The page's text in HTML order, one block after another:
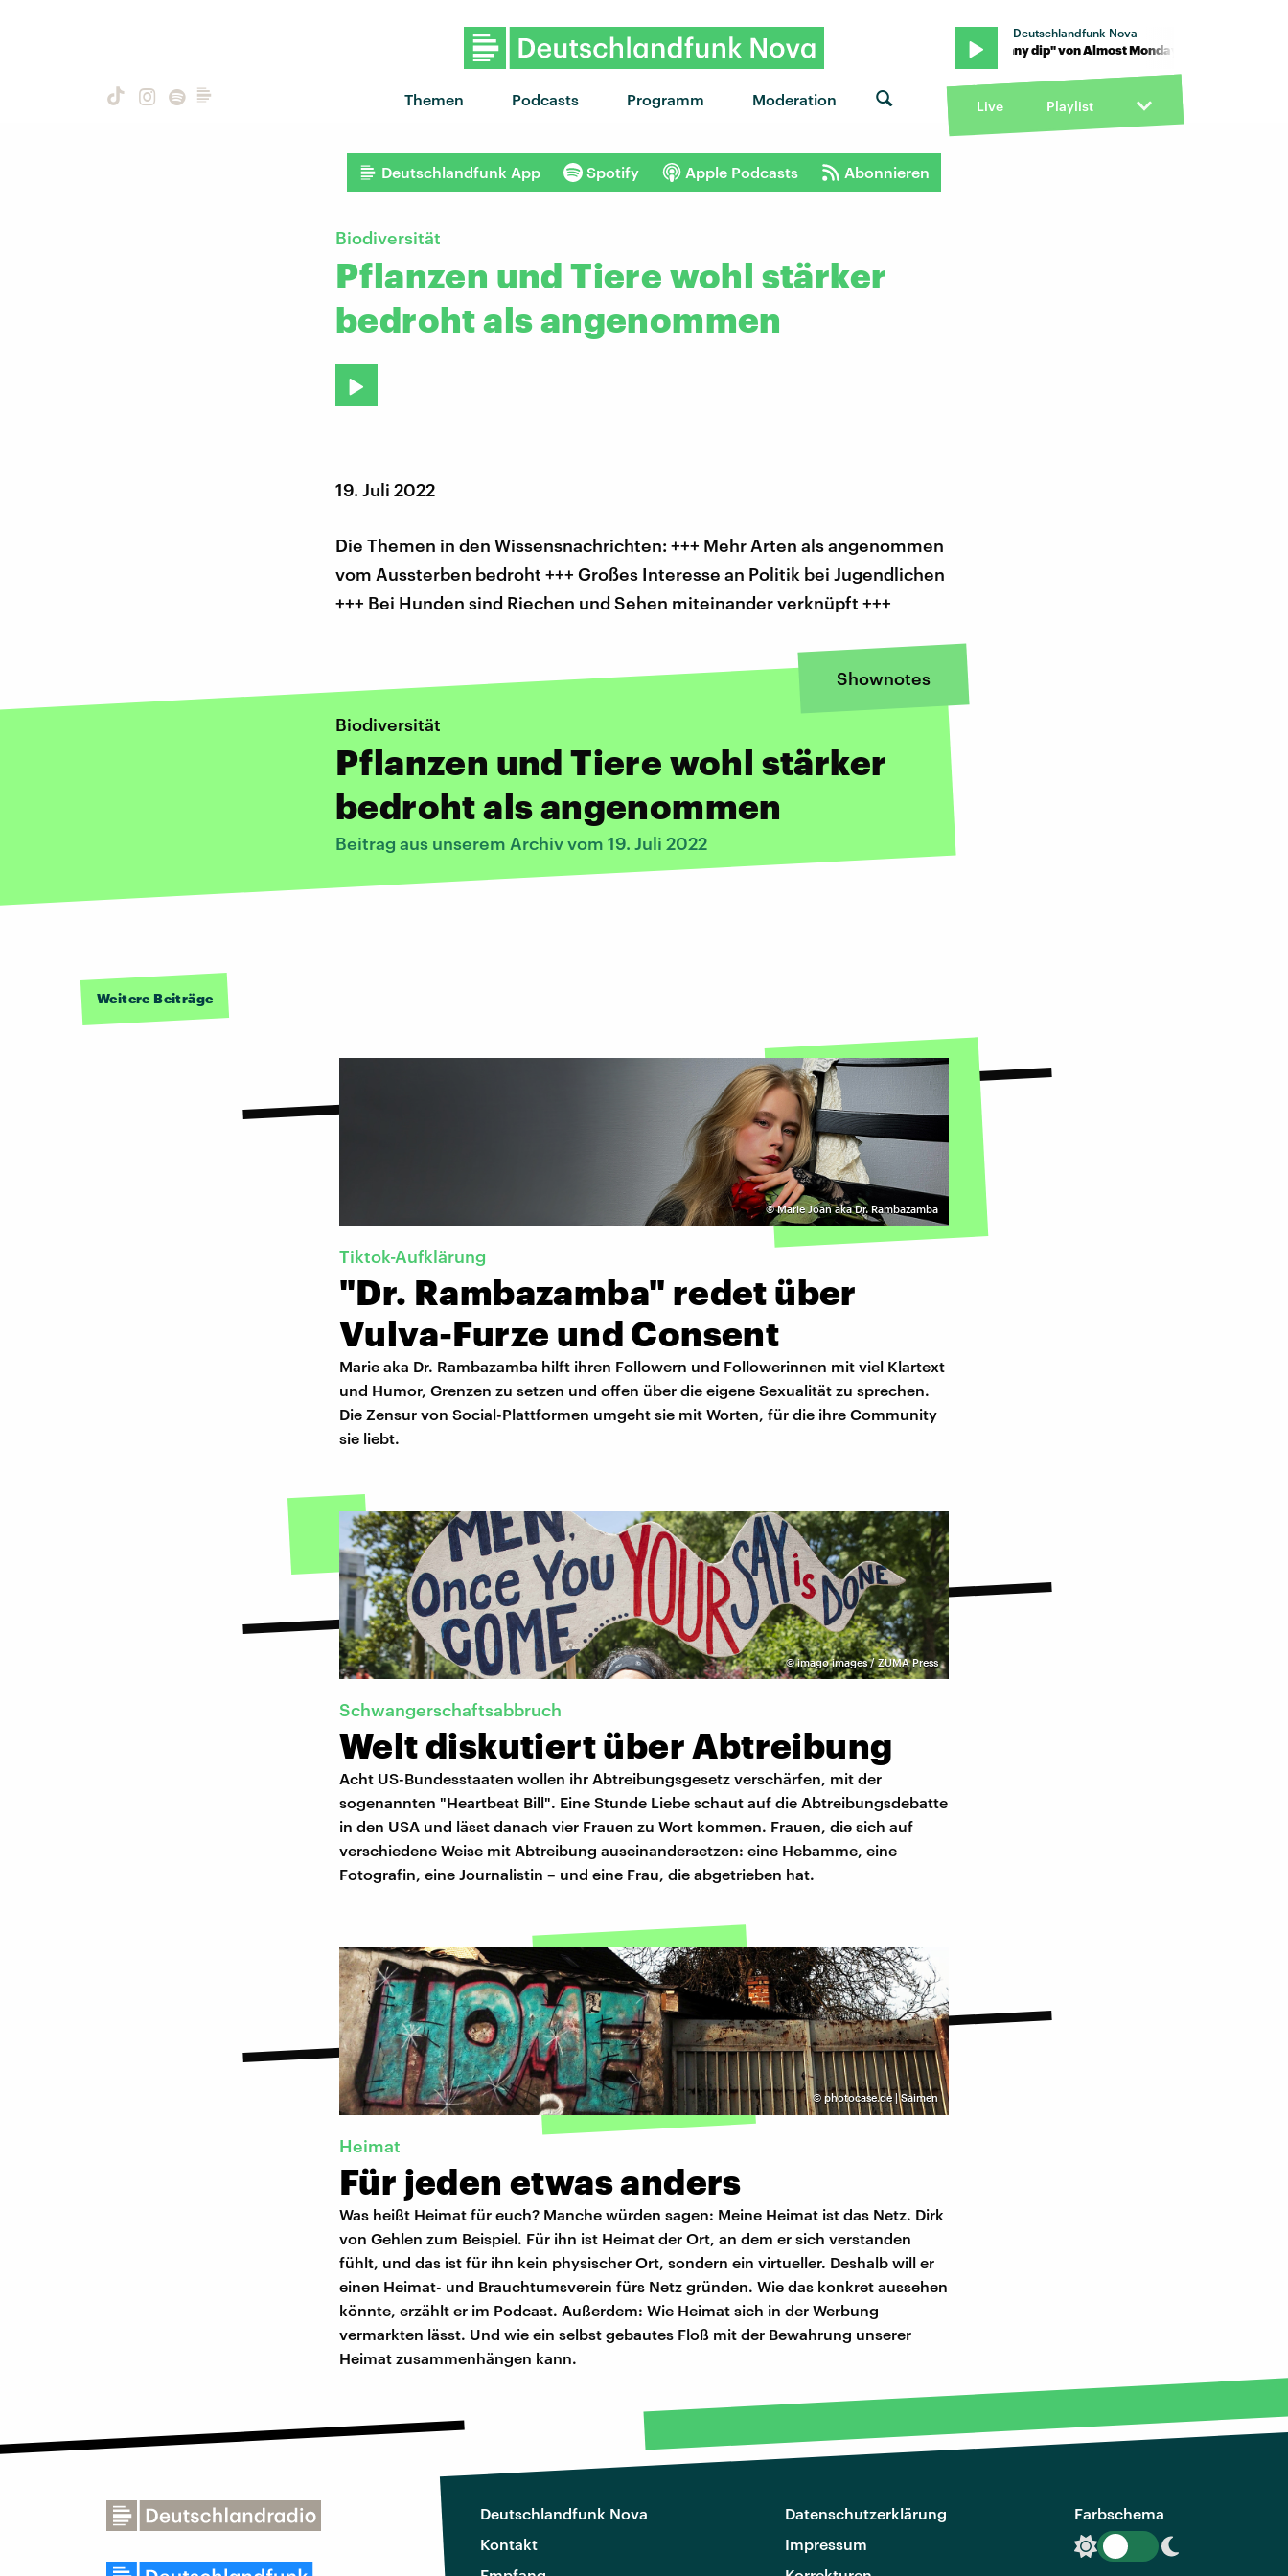
Themen Podcasts Programm Moderation
Deutschlandfunk Nova
"skinny dip" von Almost Monday · "skinny dip" von Almost Monday · "skinny dip" von
Live Playlist
Deutschlandfunk App Spotify Apple Podcasts Abonnieren
Biodiversität
Pflanzen und Tiere wohl stärker
bedroht als angenommen
19. Juli 2022
Die Themen in den Wissensnachrichten: +++ Mehr Arten als angenommen
vom Aussterben bedroht +++ Großes Interesse an Politik bei Jugendlichen
+++ Bei Hunden sind Riechen und Sehen miteinander verknüpft +++
Shownotes
Biodiversität
Pflanzen und Tiere wohl stärker
bedroht als angenommen
Beitrag aus unserem Archiv vom 19. Juli 2022
Weitere Beiträge
©Marie Joan aka Dr. Rambazamba
Tiktok-Aufklärung
"Dr. Rambazamba" redet über
Vulva-Furze und Consent
Marie aka Dr. Rambazamba hilft ihren Followern und Followerinnen mit viel Klartext
und Humor, Grenzen zu setzen und offen über die eigene Sexualität zu sprechen.
Die Zensur von Social-Plattformen umgeht sie mit Worten, für die ihre Community
sie liebt.
©imago images / ZUMA Press
Schwangerschaftsabbruch
Welt diskutiert über Abtreibung
Acht US-Bundesstaaten wollen ihr Abtreibungsgesetz verschärfen, mit der
sogenannten "Heartbeat Bill". Eine Stunde Liebe schaut auf die Abtreibungsdebatte
in den USA und lässt danach vier Frauen zu Wort kommen. Frauen, die sich auf
verschiedene Weise mit Abtreibung auseinandersetzen: eine Hebamme, eine
Fotografin, eine Journalistin – und eine Frau, die abgetrieben hat.
© photocase.de | Saimen
Heimat
Für jeden etwas anders
Was heißt Heimat für euch? Manche würden sagen: Meine Heimat ist das Netz. Dirk
von Gehlen zum Beispiel. Für ihn ist Heimat der Ort, an dem er sich verstanden
fühlt, und das ist für ihn kein physischer Ort, sondern ein virtueller. Deshalb will er
einen Heimat- und Brauchtumsverein fürs Netz gründen. Wie das konkret aussehen
könnte, erzählt er im Podcast. Außerdem: Wie Heimat sich in der Werbung
vermarkten lässt. Und wie ein selbst gebautes Floß mit der Bewahrung unserer
Heimat zusammenhängen kann.
Deutschlandfunk Nova
Kontakt
Datenschutzerklärung
Impressum
Farbschema